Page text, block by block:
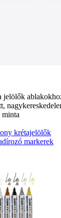
jelölők
minta
krétajelölők
markerek